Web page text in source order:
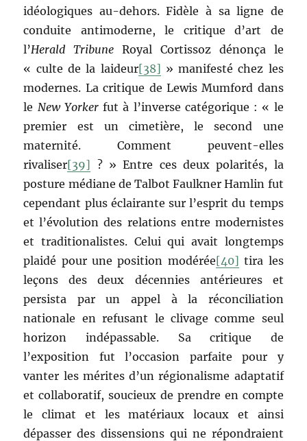
idéologiques au-dehors. Fidèle à sa ligne de
conduite antimoderne, le critique d’art de
l’Herald Tribune Royal Cortissoz dénonça le
« culte de la laideur[38] » manifesté chez les
modernes. La critique de Lewis Mumford dans
le New Yorkerfut à l’inverse catégorique : « le
premier est un cimetière, le second une
maternité. Comment peuvent-elles
rivaliser[39] ? » Entre ces deux polarités, la
posture médiane de Talbot Faulkner Hamlin fut
cependant plus éclairante sur l’esprit du temps
et l’évolution des relations entre modernistes
et traditionalistes. Celui qui avait longtemps
plaidé pour une position modérée[40] tira les
leçons des deux décennies antérieures et
persista par un appel à la réconciliation
nationale en refusant le clivage comme seul
horizon indépassable. Sa critique de
l’exposition fut l’occasion parfaite pour y
vanter les mérites d’un régionalisme adaptatif
et collaboratif, soucieux de prendre en compte
le climat et les matériaux locaux et ainsi
dépasser des dissensions qui ne répondraient